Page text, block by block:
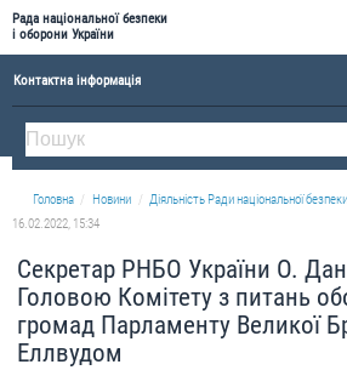
Рада національної безпеки
і оборони України
Контактна інформація
ПРО РНБОУ
Склад Ради національної безпеки і оборони України
Апарат Ради національної безпеки і оборони України
Історична довідка про діяльність Ради національної
ОФІЦІЙНІ ДОКУМЕНТИ
Головна Новини
Діяльність Ради національної
16.02.2022, 15:34
Секретар РНБО України О.
Головою Комітету з питань
громад Парламенту Великої
Еллвудом